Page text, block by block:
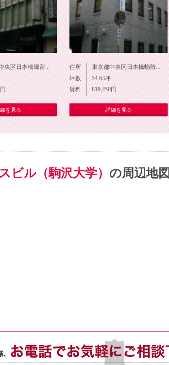
央区日本橋堀留...
円
を見る
住所
東京都中央区日本橋蛎殻...
坪数
54.63坪
賃料
819,450円
詳細を見る
ビル（駒沢大学） の周辺地図